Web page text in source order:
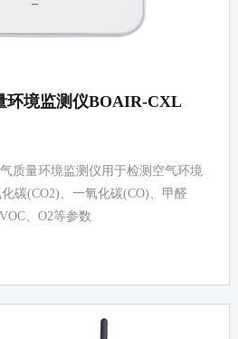
环境监测仪BOAIR-CXL
质量环境监测仪用于检测空气环境
碳(CO2)、一氧化碳(CO)、甲醛
、O2等参数